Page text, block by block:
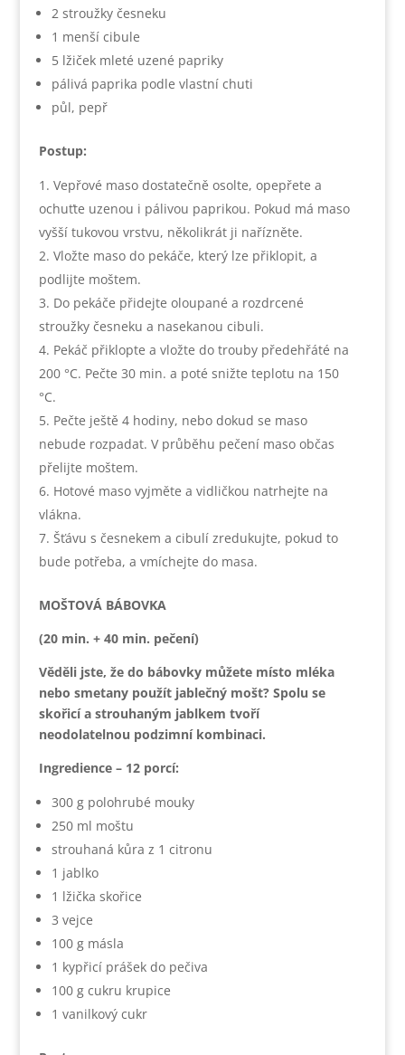
2 stroužky česneku
1 menší cibule
5 lžiček mleté uzené papriky
pálivá paprika podle vlastní chuti
půl, pepř
Postup:
Vepřové maso dostatečně osolte, opepřete a
ochuťte uzenou i pálivou paprikou. Pokud má maso
vyšší tukovou vrstvu, několikrát ji nařízněte.
Vložte maso do pekáče, který lze přiklopit, a
podlijte moštem.
Do pekáče přidejte oloupané a rozdrcené
stroužky česneku a nasekanou cibuli.
Pekáč přiklopte a vložte do trouby předehřáté na
200 °C. Pečte 30 min. a poté snižte teplotu na 150
°C.
Pečte ještě 4 hodiny, nebo dokud se maso
nebude rozpadat. V průběhu pečení maso občas
přelijte moštem.
Hotové maso vyjměte a vidličkou natrhejte na
vlákna.
Šťávu s česnekem a cibulí zredukujte, pokud to
bude potřeba, a vmíchejte do masa.
MOŠTOVÁ BÁBOVKA
(20 min. + 40 min. pečení)
Věděli jste, že do bábovky můžete místo mléka
nebo smetany použít jablečný mošt? Spolu se
skořicí a strouhaným jablkem tvoří
neodolatelnou podzimní kombinaci.
Ingredience – 12 porcí:
300 g polohrubé mouky
250 ml moštu
strouhaná kůra z 1 citronu
1 jablko
1 lžička skořice
3 vejce
100 g másla
1 kypřicí prášek do pečiva
100 g cukru krupice
1 vanilkový cukr